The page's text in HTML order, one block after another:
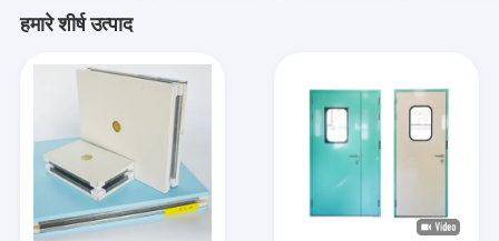
हमारे शीर्ष उत्पाद